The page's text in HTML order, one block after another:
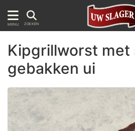
MENU ZOEKEN
Kipgrillworst met
gebakken ui